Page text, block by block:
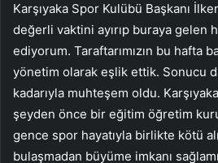
Karşıyaka Spor Kulübü Başkanı
değerli vaktini ayırıp buraya gelen
ediyorum. Taraftarımızın bu hafta
yönetim olarak eşlik ettik. Sonucu
kadarıyla muhteşem oldu.
şeyden önce bir eğitim öğretim
gence spor hayatıyla birlikte kötü
bulaşmadan büyüme imkanı